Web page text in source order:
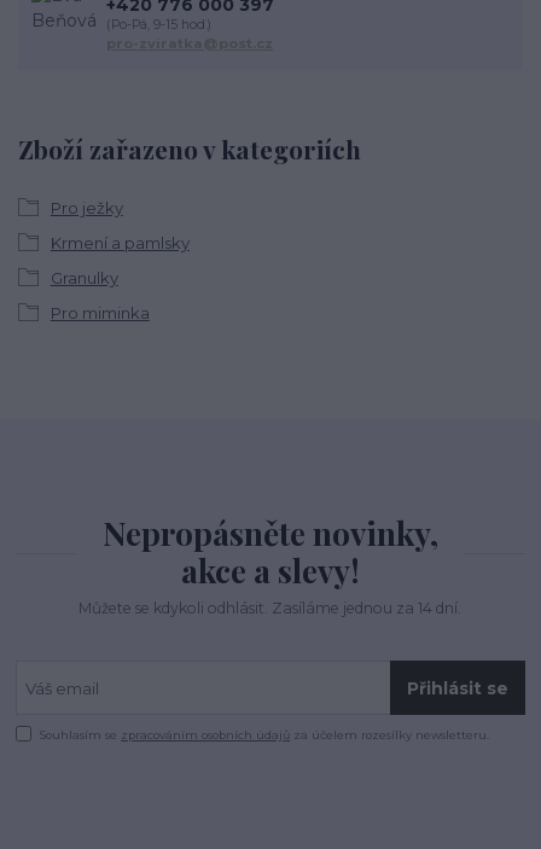
Zboží zařazeno v kategoriích
Pro ježky
Krmení a pamlsky
Granulky
Pro miminka
+420 776 000 397
(Po-Pá, 9-15 hod.)
pro-zviratka@post.cz
Nepropásněte novinky,
akce a slevy!
Můžete se kdykoli odhlásit. Zasíláme jednou za 14 dní.
Přihlásit se
Souhlasím se zpracováním osobních údajů za účelem rozesílky newsletteru.